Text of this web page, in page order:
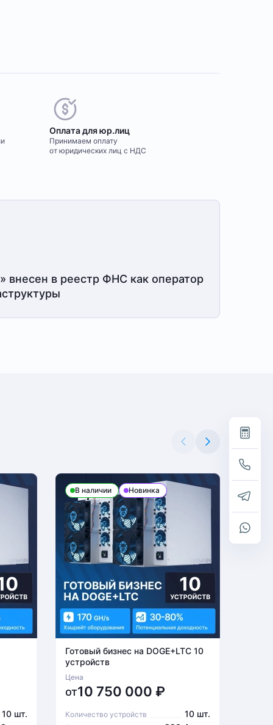
Оплата для юр.лиц
Принимаем оплату
от юридических лиц с НДС
внесен в реестр ФНС как оператор
10 шт.
В наличии Новинка
Готовый бизнес на DOGE+LTC 10
устройств
Цена
от10 750 000 ₽
Количество устройств 10 шт.